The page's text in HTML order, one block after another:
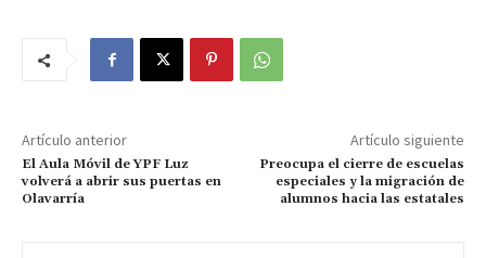
Artículo anterior
El Aula Móvil de YPF Luz
volverá a abrir sus puertas en
Olavarría
Artículo siguiente
Preocupa el cierre de escuelas
especiales y la migración de
alumnos hacia las estatales